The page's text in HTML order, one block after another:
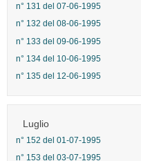
n° 131 del 07-06-1995
n° 132 del 08-06-1995
n° 133 del 09-06-1995
n° 134 del 10-06-1995
n° 135 del 12-06-1995
Luglio
n° 152 del 01-07-1995
n° 153 del 03-07-1995